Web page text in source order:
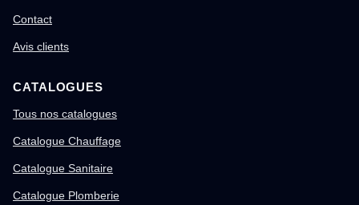
Contact
Avis clients
CATALOGUES
Tous nos catalogues
Catalogue Chauffage
Catalogue Sanitaire
Catalogue Plomberie